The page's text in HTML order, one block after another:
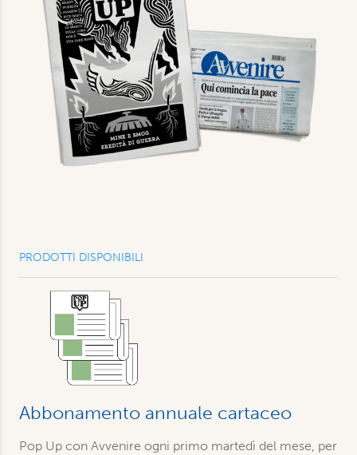
PRODOTTI DISPONIBILI
Abbonamento annuale cartaceo
Pop Up con Avvenire ogni primo martedì del mese, per